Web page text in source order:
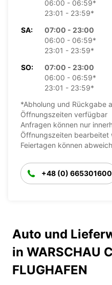
06:00 - 06:59*
23:01 - 23:59*
SA:
07:00 - 23:00
06:00 - 06:59*
23:01 - 23:59*
SO:
07:00 - 23:00
06:00 - 06:59*
23:01 - 23:59*
*Abholung und Rückgabe
Öffnungszeiten verfügbar
Anfragen können nur
Öffnungszeiten bearbeitet
Feiertagen können
+48 (0) 665301600
Auto und
in WARSCHAU
FLUGHAFEN